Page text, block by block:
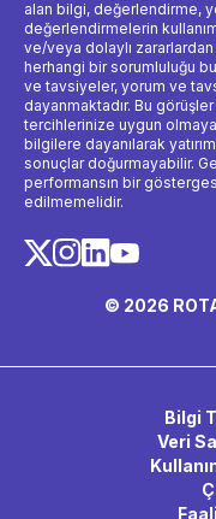
alan bilgi, değerlendirme,
değerlendirmelerin
ve/veya dolaylı zararlardan
herhangi bir sorumluluğu
ve tavsiyeler, yorum ve
dayanmaktadır. Bu
tercihlerinize uygun
bilgilere dayanılarak
sonuçlar doğurmayabilir.
performansın bir
edilmemelidir.
© 2026
Bilgi
Veri